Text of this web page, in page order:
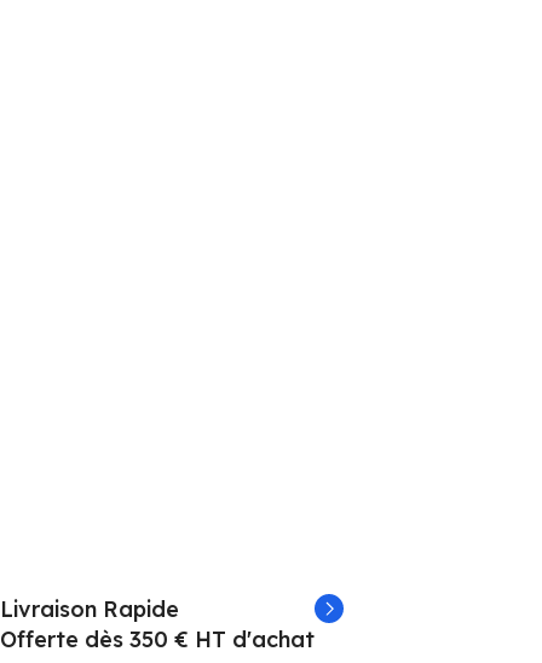
Livraison Rapide
Offerte dès 350 € HT d'achat